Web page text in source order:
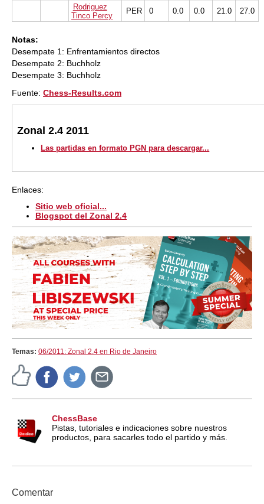
Rodriguez
Tinco Percy
PER 0 0.0 0.0 21.0 27.0
Notas:
Desempate 1: Enfrentamientos directos
Desempate 2: Buchholz
Desempate 3: Buchholz
Fuente: Chess-Results.com
Zonal 2.4 2011
Las partidas en formato PGN para descargar...
Enlaces:
Sitio web oficial...
Blogspot del Zonal 2.4
Temas: 06/2011: Zonal 2.4 en Rio de Janeiro
ChessBase
Pistas, tutoriales e indicaciones sobre nuestros
productos, para sacarles todo el partido y más.
Comentar